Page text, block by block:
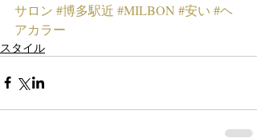
サロン #博多駅近 #MILBON #安い #ヘ
アカラー
スタイル